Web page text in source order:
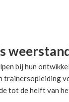
bij hun
trainersopleiding
tot de helft van